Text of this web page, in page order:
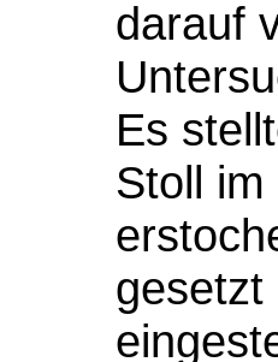
darauf
Es
Stoll
gesetzt